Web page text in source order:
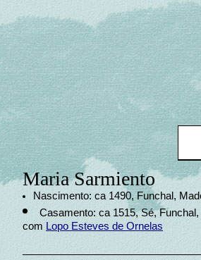
Maria Sarmiento
Nascimento: ca 1490, Funchal,
Casamento: ca 1515, Sé,
com Lopo Esteves de Ornelas